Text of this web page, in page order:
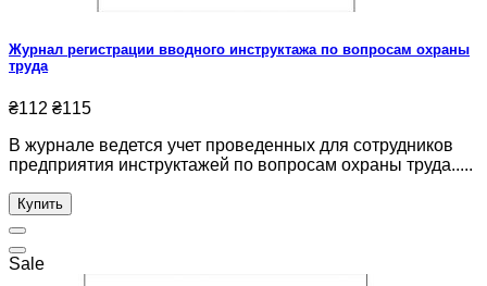
Журнал регистрации вводного инструктажа по вопросам охраны
труда
₴112 ₴115
В журнале ведется учет проведенных для сотрудников
предприятия инструктажей по вопросам охраны труда.....
Купить
Sale